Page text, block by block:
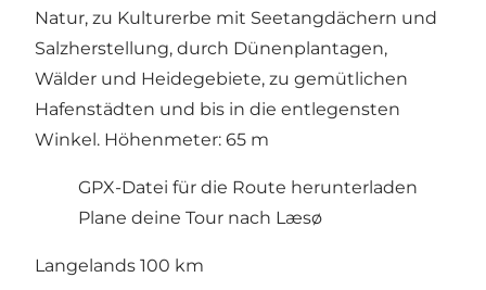
Natur, zu Kulturerbe mit Seetangdächern und
Salzherstellung, durch Dünenplantagen,
Wälder und Heidegebiete, zu gemütlichen
Hafenstädten und bis in die entlegensten
Winkel. Höhenmeter: 65 m
GPX-Datei für die Route herunterladen
Plane deine Tour nach Læsø
Langelands 100 km